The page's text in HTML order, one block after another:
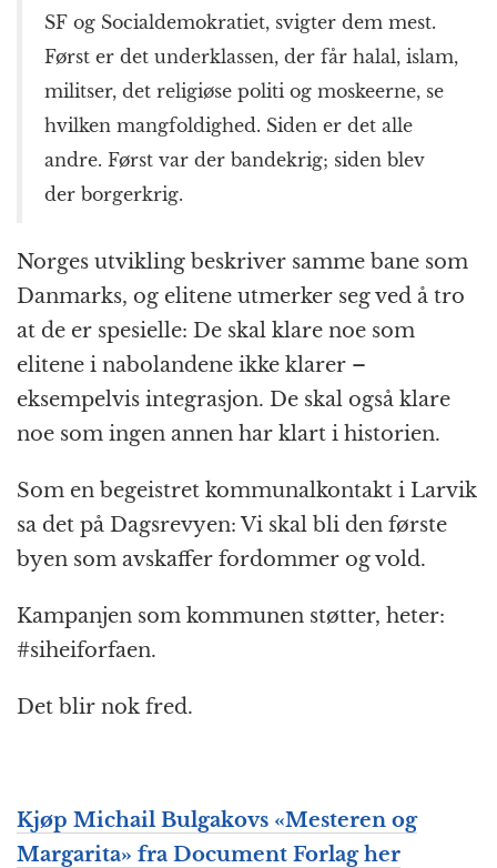
SF og Socialdemokratiet, svigter dem mest.
Først er det underklassen, der får halal, islam,
militser, det religiøse politi og moskeerne, se
hvilken mangfoldighed. Siden er det alle
andre. Først var der bandekrig; siden blev
der borgerkrig.
Norges utvikling beskriver samme bane som
Danmarks, og elitene utmerker seg ved å tro
at de er spesielle: De skal klare noe som
elitene i nabolandene ikke klarer –
eksempelvis integrasjon. De skal også klare
noe som ingen annen har klart i historien.
Som en begeistret kommunalkontakt i Larvik
sa det på Dagsrevyen: Vi skal bli den første
byen som avskaffer fordommer og vold.
Kampanjen som kommunen støtter, heter:
#siheiforfaen.
Det blir nok fred.
Kjøp Michail Bulgakovs «Mesteren og
Margarita» fra Document Forlag her